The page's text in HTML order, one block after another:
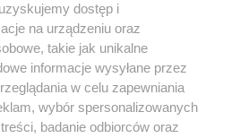
dostęp i
na urządzeniu oraz
takie jak unikalne
informacje wysyłane przez
w celu zapewniania
wybór spersonalizowanych
badanie odbiorców oraz